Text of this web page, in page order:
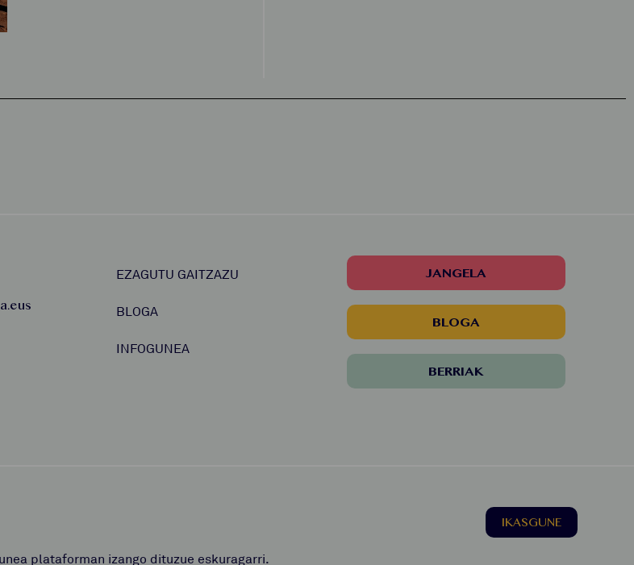
EZAGUTU GAITZAZU
BLOGA
INFOGUNEA
JANGELA
BLOGA
BERRIAK
plataforman izango dituzue eskuragarri.
IKASGUNE